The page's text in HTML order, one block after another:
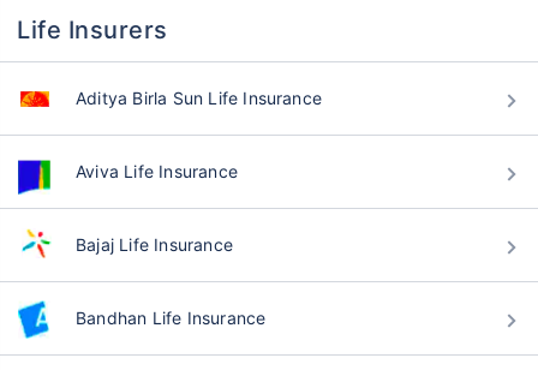
Life Insurers
Aditya Birla Sun Life Insurance
Aviva Life Insurance
Bajaj Life Insurance
Bandhan Life Insurance